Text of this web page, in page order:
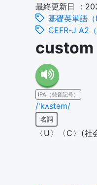
最終更新日 ：
基礎英単語（
CEFR-J A2（
custom
IPA（発音記号）
/'kʌstəm/
名詞
〈U〉〈C〉(